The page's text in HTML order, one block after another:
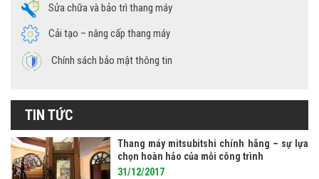
Sửa chữa và bảo trì thang máy
Cải tạo – nâng cấp thang máy
Chính sách bảo mật thông tin
TIN TỨC
Thang máy mitsubitshi chính hãng – sự lựa
chọn hoàn hảo của mỗi công trình
31/12/2017